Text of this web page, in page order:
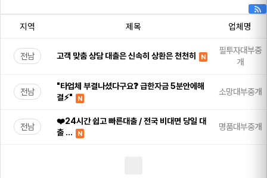
지역 제목 업체명
전남 고객 맞춤 상담 대출은 신속히 상환은 천천히 N
필투자대부중
개
전남
"타업체 부결나셨다구요❓ 급한자금 5분안에해
결⚡"
N
소망대부중개
전남
❤️24시간 쉽고 빠른대출 / 전국 비대면 당일 대
출 …
N
명품대부중개